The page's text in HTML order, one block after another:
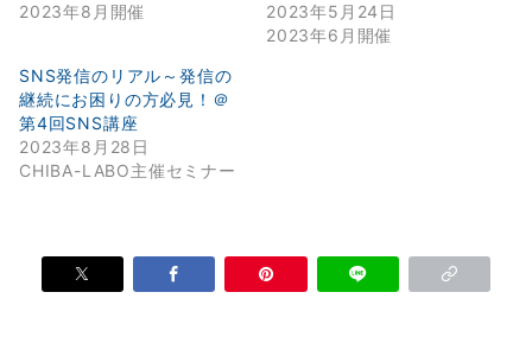
2023年8月開催
2023年5月24日
2023年6月開催
SNS発信のリアル～発信の
継続にお困りの方必見！＠
第4回SNS講座
2023年8月28日
CHIBA-LABO主催セミナー